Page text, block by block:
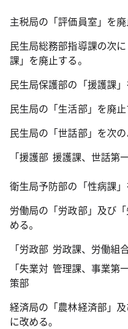
主税局の「評価員室」を廃
民生局総務部指導課の次
課」を廃止する。
民生局保護部の「援護課
民生局の「生活部」を廃止
民生局の「世話部」を次の
「援護部 援護課、世話第
衛生局予防部の「性病課」
労働局の「労政部」及び
める。
「労政部 労政課、労働組合
「失業対
策部
管理課、事業第
経済局の「農林経済部」
に改める。